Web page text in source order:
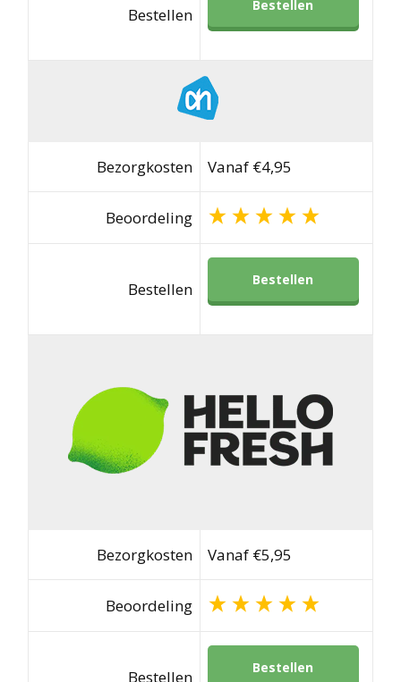
Bestellen Bestellen
Bezorgkosten Vanaf €4,95
Beoordeling
Bestellen Bestellen
Bezorgkosten Vanaf €5,95
Beoordeling
Bestellen Bestellen